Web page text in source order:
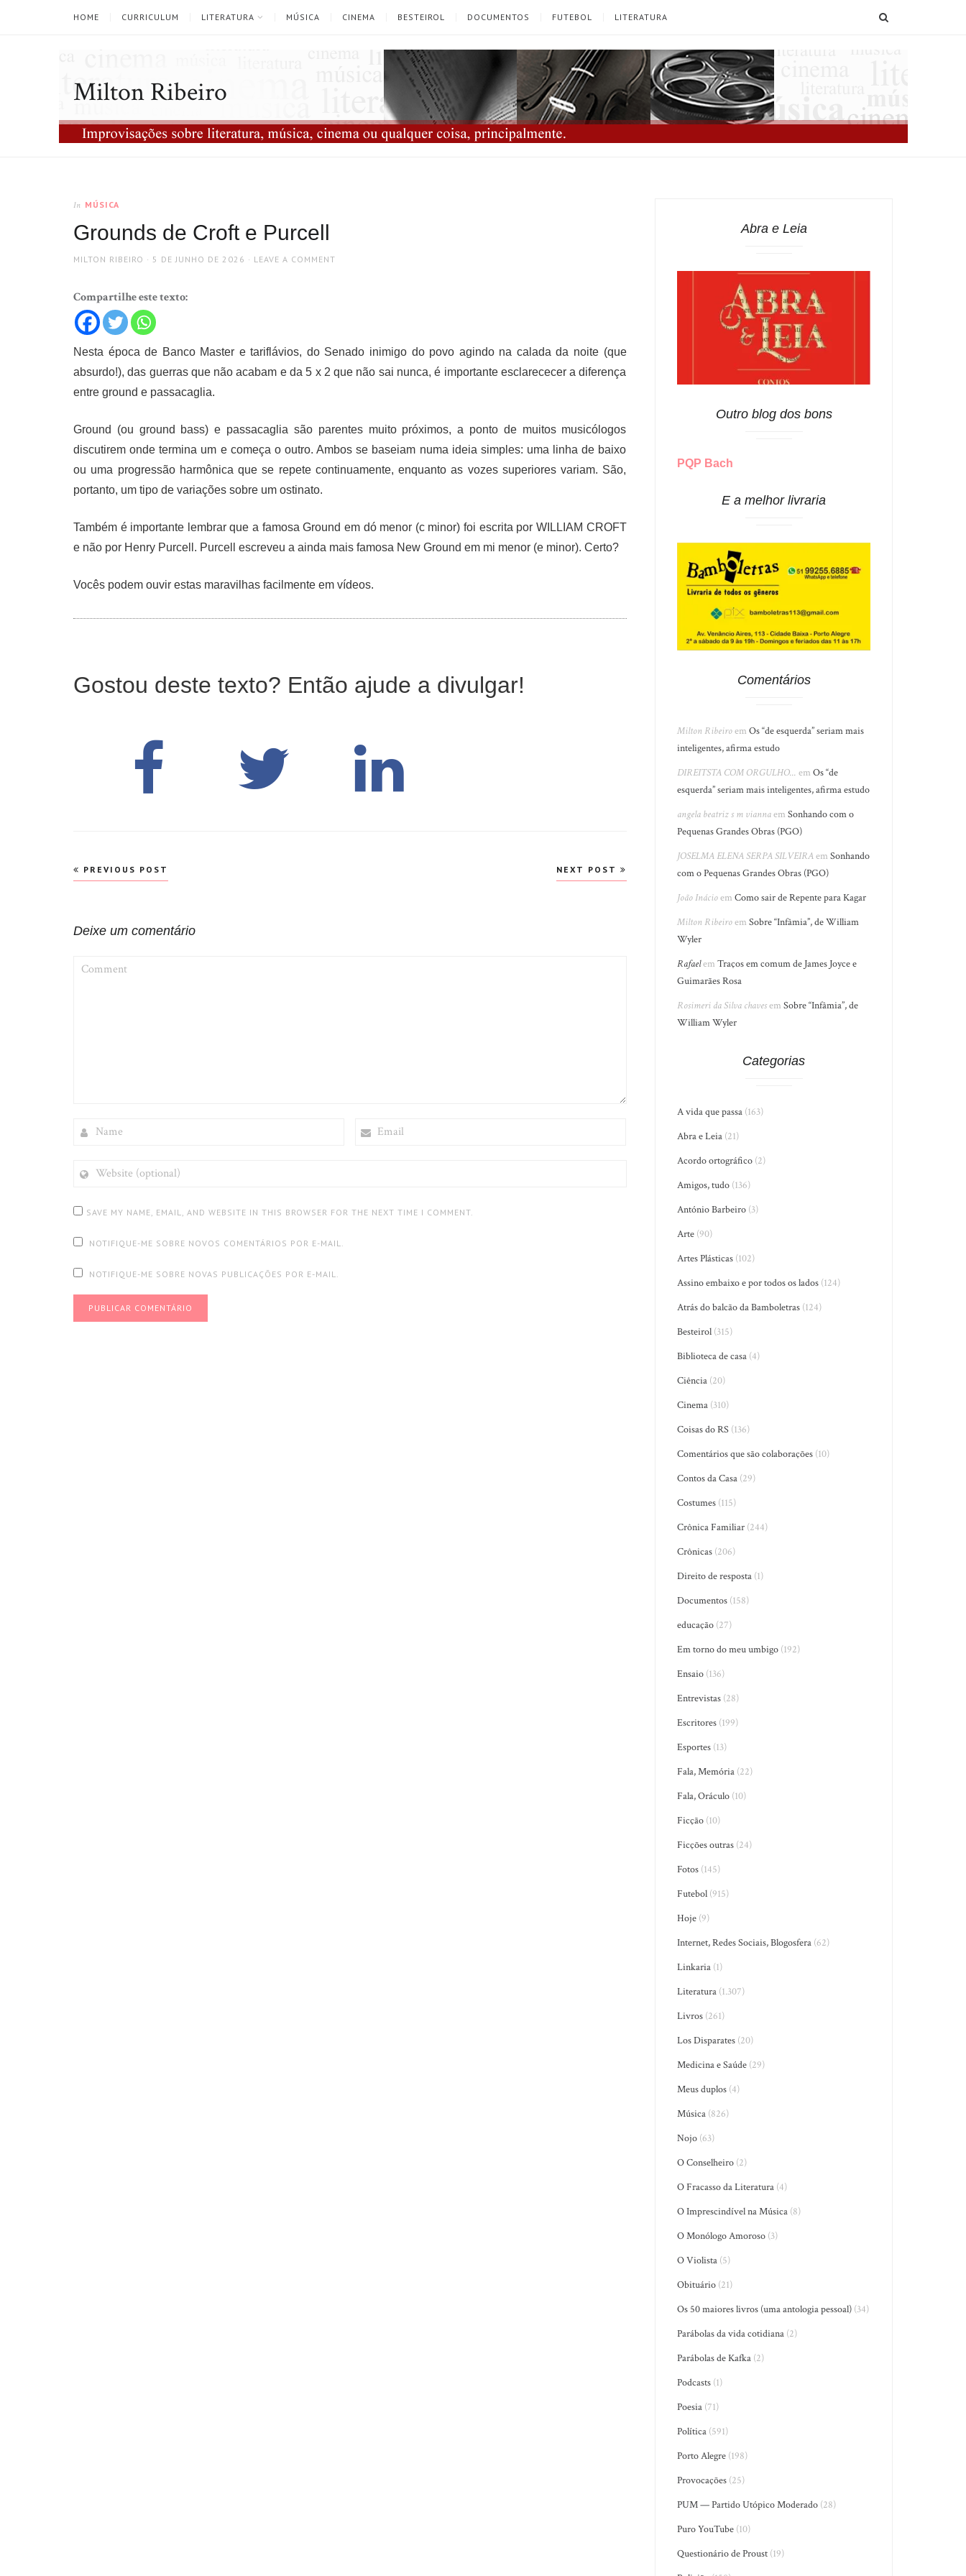
HOME CURRICULUM LITERATURA MÚSICA CINEMA BESTEIROL DOCUMENTOS FUTEBOL LITERATURA
Milton Ribeiro
In MÚSICA
Grounds de Croft e Purcell
AUTHOR
MILTON RIBEIRO
POSTED
5 DE JUNHO DE 2026 LEAVE A COMMENT
Compartilhe este texto:
Nesta época de Banco Master e tariflávios, do Senado inimigo do povo agindo na calada da noite (que
absurdo!), das guerras que não acabam e da 5 x 2 que não sai nunca, é importante esclarececer a diferença
entre ground e passacaglia.
Ground (ou ground bass) e passacaglia são parentes muito próximos, a ponto de muitos musicólogos
discutirem onde termina um e começa o outro. Ambos se baseiam numa ideia simples: uma linha de baixo
ou uma progressão harmônica que se repete continuamente, enquanto as vozes superiores variam. São,
portanto, um tipo de variações sobre um ostinato.
Também é importante lembrar que a famosa Ground em dó menor (c minor) foi escrita por WILLIAM CROFT
e não por Henry Purcell. Purcell escreveu a ainda mais famosa New Ground em mi menor (e minor). Certo?
Vocês podem ouvir estas maravilhas facilmente em vídeos.
Gostou deste texto? Então ajude a divulgar!
Navegação
PREVIOUS POST NEXT POST
Deixe um comentário
(OPTIONAL)
SAVE MY NAME, EMAIL, AND WEBSITE IN THIS BROWSER FOR THE NEXT TIME I COMMENT.
NOTIFIQUE-ME SOBRE NOVOS COMENTÁRIOS POR E-MAIL.
NOTIFIQUE-ME SOBRE NOVAS PUBLICAÇÕES POR E-MAIL.
Abra e Leia
Outro blog dos bons
PQP Bach
E a melhor livraria
Comentários
Milton RibeiroemOs “de esquerda” seriam mais
inteligentes, afirma estudo
DIREITSTA COM ORGULHO... emOs “de
esquerda” seriam mais inteligentes, afirma estudo
angela beatriz s m viannaemSonhando com o
Pequenas Grandes Obras (PGO)
JOSELMA ELENA SERPA SILVEIRAemSonhando
com o Pequenas Grandes Obras (PGO)
João InácioemComo sair de Repente para Kagar
Milton RibeiroemSobre “Infâmia”, de William
Wyler
RafaelemTraços em comum de James Joyce e
Guimarães Rosa
Rosimeri da Silva chavesemSobre “Infâmia”, de
William Wyler
Categorias
A vida que passa (163)
Abra e Leia (21)
Acordo ortográfico (2)
Amigos, tudo (136)
António Barbeiro (3)
Arte (90)
Artes Plásticas (102)
Assino embaixo e por todos os lados (124)
Atrás do balcão da Bamboletras (124)
Besteirol (315)
Biblioteca de casa (4)
Ciência (20)
Cinema (310)
Coisas do RS (136)
Comentários que são colaborações (10)
Contos da Casa (29)
Costumes (115)
Crônica Familiar (244)
Crônicas (206)
Direito de resposta (1)
Documentos (158)
educação (27)
Em torno do meu umbigo (192)
Ensaio (136)
Entrevistas (28)
Escritores (199)
Esportes (13)
Fala, Memória (22)
Fala, Oráculo (10)
Ficção (10)
Ficções outras (24)
Fotos (145)
Futebol (915)
Hoje (9)
Internet, Redes Sociais, Blogosfera (62)
Linkaria (1)
Literatura (1.307)
Livros (261)
Los Disparates (20)
Medicina e Saúde (29)
Meus duplos (4)
Música (826)
Nojo (63)
O Conselheiro (2)
O Fracasso da Literatura (4)
O Imprescindível na Música (8)
O Monólogo Amoroso (3)
O Violista (5)
Obituário (21)
Os 50 maiores livros (uma antologia pessoal) (34)
Parábolas da vida cotidiana (2)
Parábolas de Kafka (2)
Podcasts (1)
Poesia (71)
Política (591)
Porto Alegre (198)
Provocações (25)
PUM — Partido Utópico Moderado (28)
Puro YouTube (10)
Questionário de Proust (19)